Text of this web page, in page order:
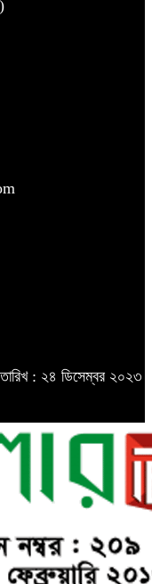
: ২৪ ডিসেম্বর ২০২৩